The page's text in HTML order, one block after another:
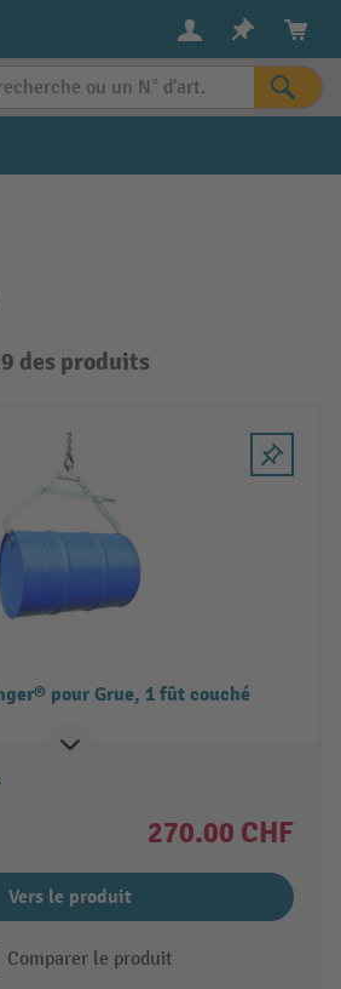
des produits
pour Grue, 1 fût couché
270.00 CHF
Vers le produit
Comparer le produit